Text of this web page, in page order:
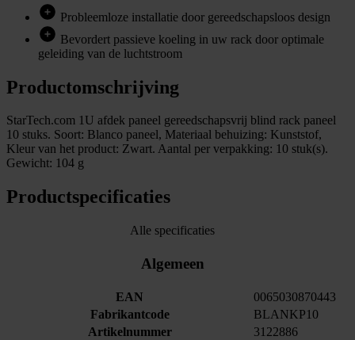
Probleemloze installatie door gereedschapsloos design
Bevordert passieve koeling in uw rack door optimale
geleiding van de luchtstroom
Productomschrijving
StarTech.com 1U afdek paneel gereedschapsvrij blind rack paneel
10 stuks. Soort: Blanco paneel, Materiaal behuizing: Kunststof,
Kleur van het product: Zwart. Aantal per verpakking: 10 stuk(s).
Gewicht: 104 g
Productspecificaties
Alle specificaties
Algemeen
EAN
0065030870443
Fabrikantcode
BLANKP10
Artikelnummer
3122886